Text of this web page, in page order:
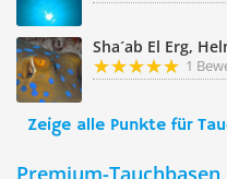
Sha´ab El Erg,
1
Zeige alle Punkte für
Premium-Tauchbasen